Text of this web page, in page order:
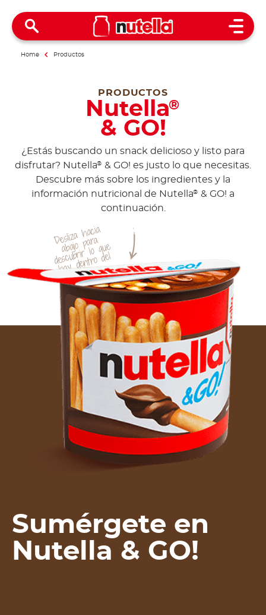
Open
Home Productos
PRODUCTOS
Nutella®
& GO!
¿Estás buscando un snack delicioso y listo para
disfrutar? Nutella® & GO! es justo lo que necesitas.
Descubre más sobre los ingredientes y la
información nutricional de Nutella® & GO! a
continuación.
Sumérgete en
Nutella & GO!